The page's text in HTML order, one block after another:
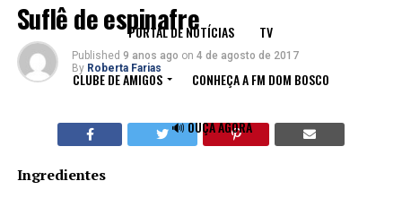
PORTAL DE NOTÍCIAS TV
CLUBE DE AMIGOS CONHEÇA A FM DOM BOSCO
🔊 OUÇA AGORA
Suflê de espinafre
Published 9 anos ago on 4 de agosto de 2017
By Roberta Farias
Ingredientes